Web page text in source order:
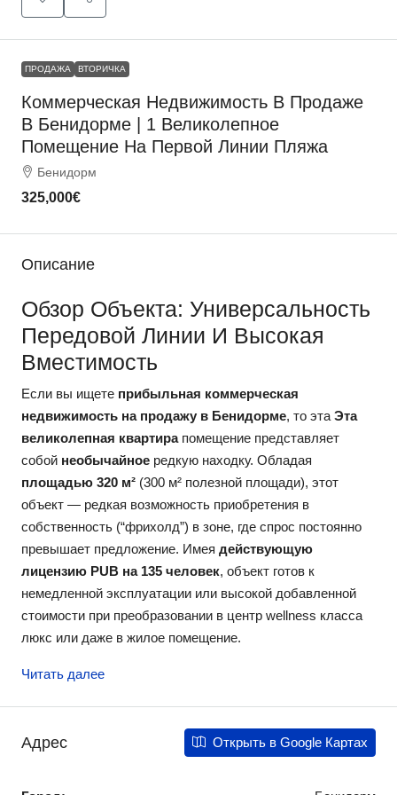
ПРОДАЖА ВТОРИЧКА
Коммерческая Недвижимость В Продаже
В Бенидорме | 1 Великолепное
Помещение На Первой Линии Пляжа
Бенидорм
325,000€
Описание
Обзор Объекта: Универсальность
Передовой Линии И Высокая
Вместимость
Если вы ищете прибыльная коммерческая
недвижимость на продажу в Бенидорме, то эта Эта
великолепная квартирапомещение представляет
собой необычайное редкую находку. Обладая
площадью 320 м² (300 м² полезной площади), этот
объект — редкая возможность приобретения в
собственность (“фрихолд”) в зоне, где спрос постоянно
превышает предложение. Имея действующую
лицензию PUB на 135 человек, объект готов к
немедленной эксплуатации или высокой добавленной
стоимости при преобразовании в центр wellness класса
люкс или даже в жилое помещение.
Читать далее
Адрес Открыть в Google Картах